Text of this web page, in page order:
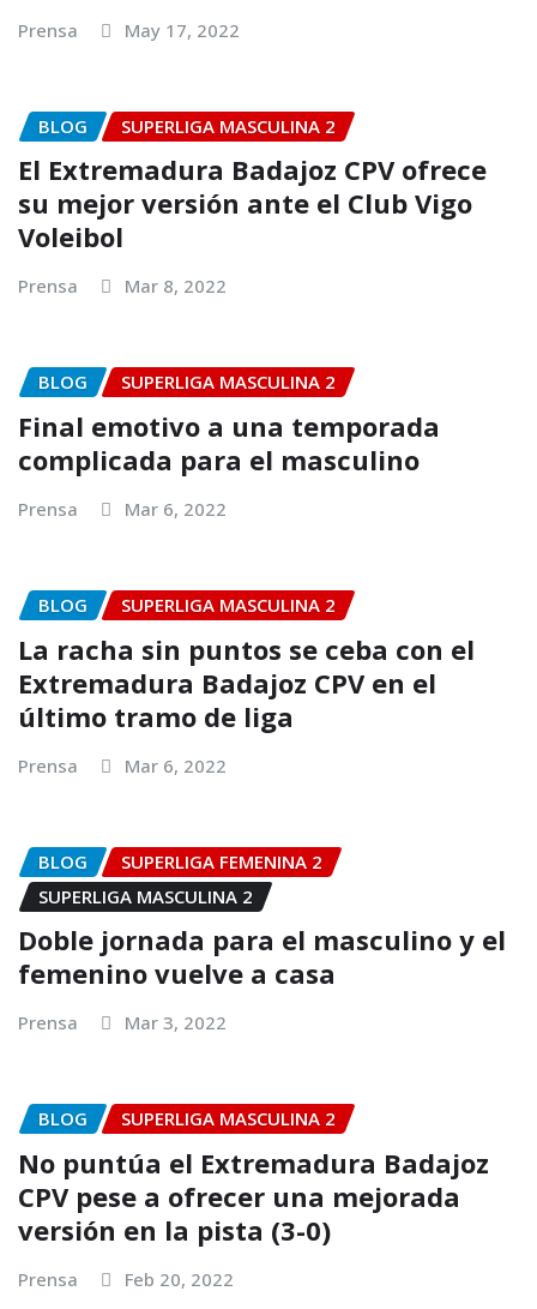
Prensa May 17, 2022
BLOG SUPERLIGA MASCULINA 2
El Extremadura Badajoz CPV ofrece
su mejor versión ante el Club Vigo
Voleibol
Prensa Mar 8, 2022
BLOG SUPERLIGA MASCULINA 2
Final emotivo a una temporada
complicada para el masculino
Prensa Mar 6, 2022
BLOG SUPERLIGA MASCULINA 2
La racha sin puntos se ceba con el
Extremadura Badajoz CPV en el
último tramo de liga
Prensa Mar 6, 2022
BLOG
SUPERLIGA FEMENINA 2
SUPERLIGA MASCULINA 2
Doble jornada para el masculino y el
femenino vuelve a casa
Prensa Mar 3, 2022
BLOG SUPERLIGA MASCULINA 2
No puntúa el Extremadura Badajoz
CPV pese a ofrecer una mejorada
versión en la pista (3-0)
Prensa Feb 20, 2022